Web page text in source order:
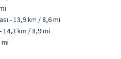
- 13,9 km / 8,6 mi
km / 8,9 mi